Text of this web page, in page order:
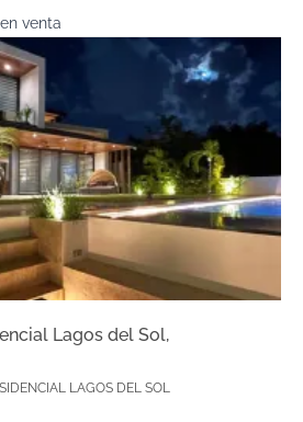
en venta
Lagos del Sol,
RESIDENCIAL LAGOS DEL SOL